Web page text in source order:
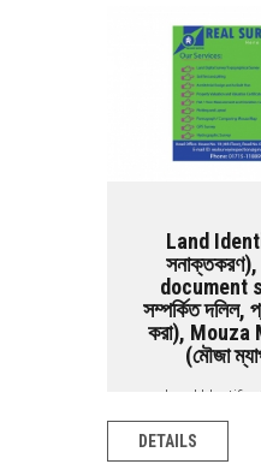
Land
document
সম্পর্কিত দলিল,
করা),
(মৌজা
Land
document
DETAILS